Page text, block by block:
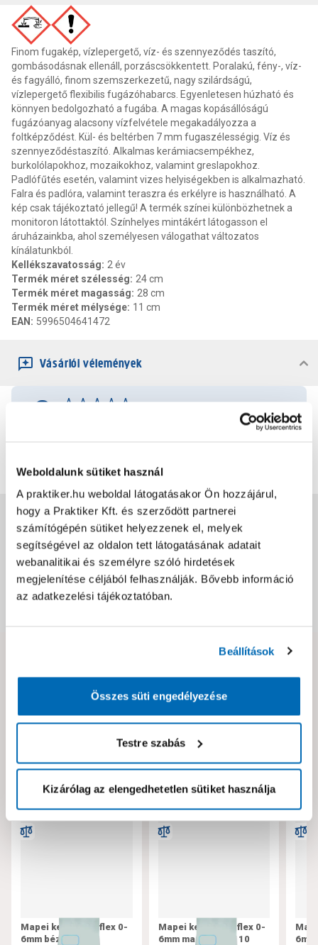
Weboldalunk sütiket használ
A praktiker.hu weboldal látogatásakor Ön hozzájárul,
hogy a Praktiker Kft. és szerződött partnerei
számítógépén sütiket helyezzenek el, melyek
segítségével az oldalon tett látogatásának adatait
webanalitikai és személyre szóló hirdetések
megjelenítése céljából felhasználják. Bővebb információ
az adatkezelési tájékoztatóban.
Beállítások
Összes süti engedélyezése
Testre szabás
Kizárólag az elengedhetetlen sütiket használja
Finom fugakép, vízlepergető, víz- és szennyeződés taszító,
gombásodásnak ellenáll, porzáscsökkentett. Poralakú, fény-, víz-
és fagyálló, finom szemszerkezetű, nagy szilárdságú,
vízlepergető flexibilis fugázóhabarcs. Egyenletesen húzható és
könnyen bedolgozható a fugába. A magas kopásállóságú
fugázóanyag alacsony vízfelvétele megakadályozza a
foltképződést. Kül- és beltérben 7 mm fugaszélességig. Víz és
szennyeződéstaszító. Alkalmas kerámiacsempékhez,
burkolólapokhoz, mozaikokhoz, valamint greslapokhoz.
Padlófűtés esetén, valamint vizes helyiségekben is alkalmazható.
Falra és padlóra, valamint teraszra és erkélyre is használható. A
kép csak tájékoztató jellegű! A termék színei különbözhetnek a
monitoron látottaktól. Színhelyes mintákért látogasson el
áruházainkba, ahol személyesen válogathat változatos
kínálatunkból.
Kellékszavatosság: 2 év
Termék méret szélesség: 24 cm
Termék méret magasság: 28 cm
Termék méret mélysége: 11 cm
EAN : 5996504641472
Vásárlói vélemények
0
Jótállás, szavatosság
Csomagolási és súly információk
Neked ajánljuk!
Mapei keracolor flex 0-
6mm bézs 132
Mapei keracolor flex 0-
6mm manhattan 110